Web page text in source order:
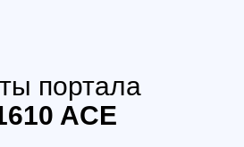
портала
ACE